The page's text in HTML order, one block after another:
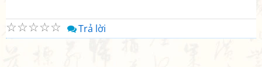
☆
☆
☆
☆
☆ Trả lời